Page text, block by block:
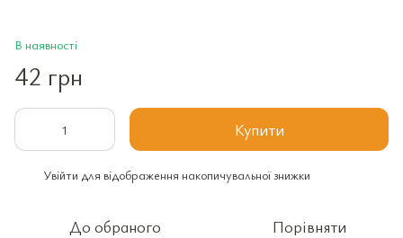
В наявності
42 грн
Купити
Увійти для відображення накопичувальної знижки
До обраного Порівняти